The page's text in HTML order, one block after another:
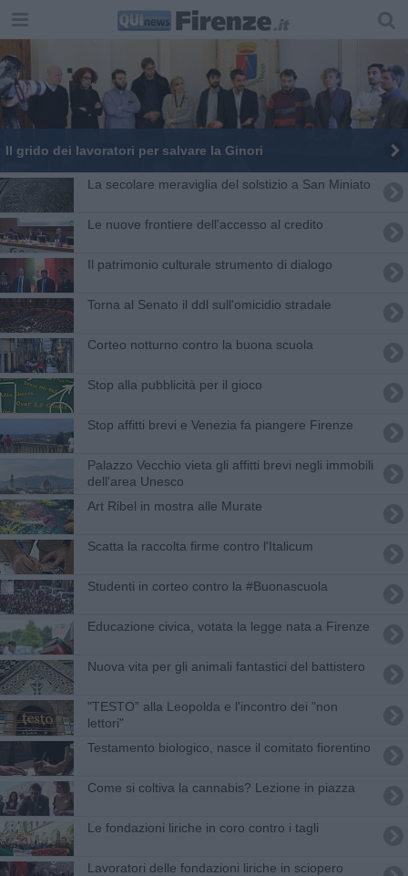
Il grido dei lavoratori per salvare la Ginori
La secolare meraviglia del solstizio a San Miniato
Le nuove frontiere dell'accesso al credito
Il patrimonio culturale strumento di dialogo
Torna al Senato il ddl sull'omicidio stradale
Corteo notturno contro la buona scuola
Stop alla pubblicità per il gioco
Stop affitti brevi e Venezia fa piangere Firenze
Palazzo Vecchio vieta gli affitti brevi negli immobili
dell'area Unesco
Art Ribel in mostra alle Murate
Scatta la raccolta firme contro l'Italicum
Studenti in corteo contro la #Buonascuola
Educazione civica, votata la legge nata a Firenze
Nuova vita per gli animali fantastici del battistero
​"TESTO” alla Leopolda e l'incontro dei "non
lettori"
Testamento biologico, nasce il comitato fiorentino
Come si coltiva la cannabis? Lezione in piazza
Le fondazioni liriche in coro contro i tagli
Lavoratori delle fondazioni liriche in sciopero